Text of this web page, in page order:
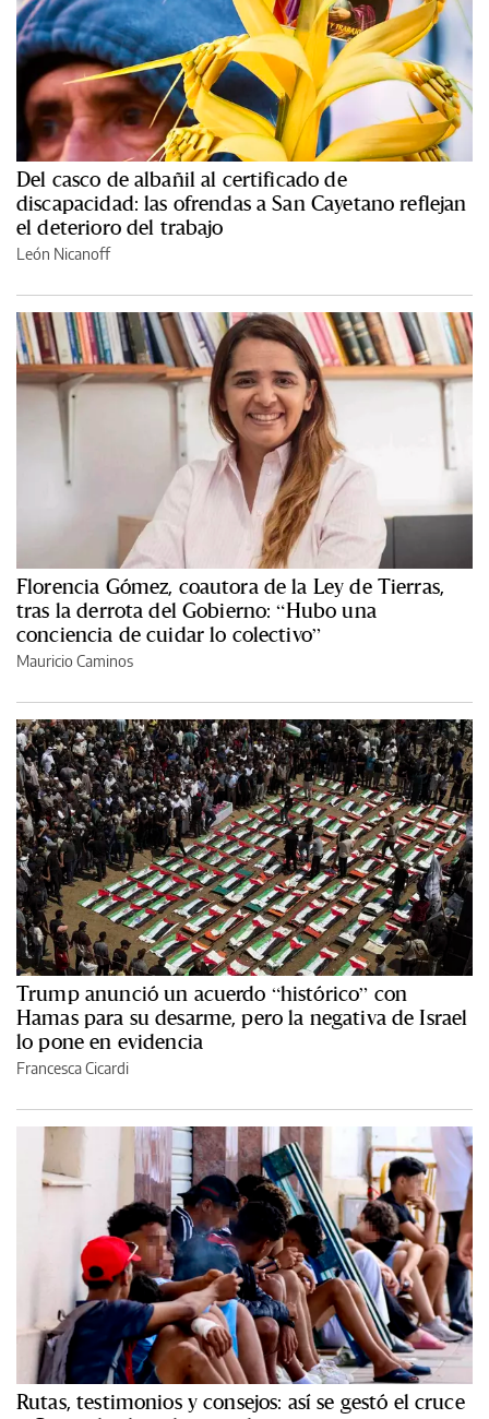
Del casco de albañil al certificado de
discapacidad: las ofrendas a San Cayetano reflejan
el deterioro del trabajo
León Nicanoff
Florencia Gómez, coautora de la Ley de Tierras,
tras la derrota del Gobierno: “Hubo una
conciencia de cuidar lo colectivo”
Mauricio Caminos
Trump anunció un acuerdo “histórico” con
Hamas para su desarme, pero la negativa de Israel
lo pone en evidencia
Francesca Cicardi
Rutas, testimonios y consejos: así se gestó el cruce